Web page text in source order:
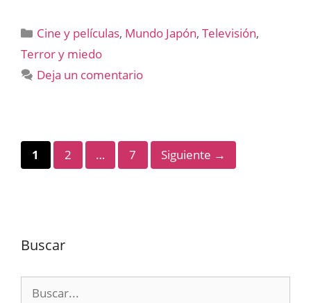
Categorías
Cine y películas, Mundo Japón,Televisión,
Terror y miedo
Deja un comentario
Página
1 Página
2 … Página
7 Siguiente →
Buscar